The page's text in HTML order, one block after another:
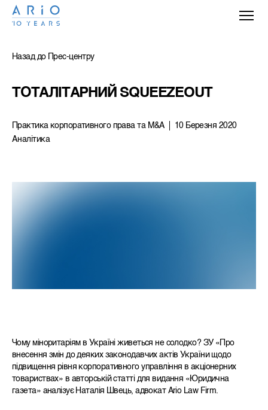
Назад до Прес-центру
ТОТАЛІТАРНИЙ SQUEEZE­OUT
Аналітика
Практика корпоративного права та M&A 10 Березня 2020
Чому міноритаріям в Україні живеться не солодко? ЗУ «Про
внесення змін до деяких законодавчих актів України щодо
підвищення рівня корпоративного управління в акціонерних
товариствах» в авторській статті для видання «Юридична
газета» аналізує Наталія Швець, адвокат Ario Law Firm.